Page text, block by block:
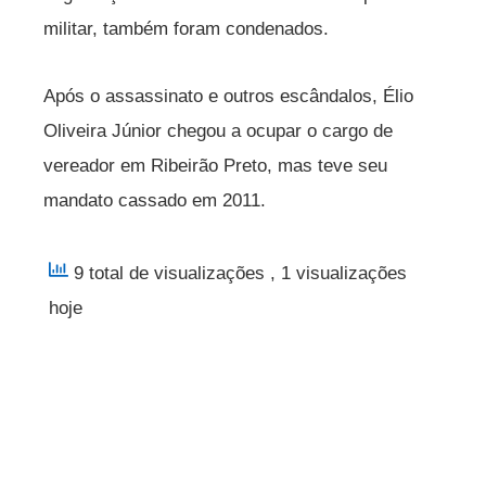
militar, também foram condenados.
Após o assassinato e outros escândalos, Élio
Oliveira Júnior chegou a ocupar o cargo de
vereador em Ribeirão Preto, mas teve seu
mandato cassado em 2011.
9 total de visualizações , 1 visualizações
hoje